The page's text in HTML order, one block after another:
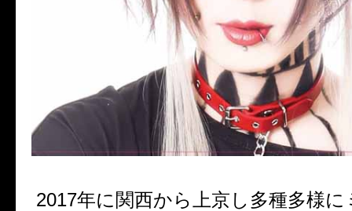
2017年に関西から上京し多種多様